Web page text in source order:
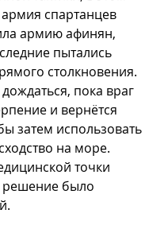
спартанцев
армию афинян,
пытались
столкновения.
пока враг
и вернётся
затем использовать
на море.
точки
решение было